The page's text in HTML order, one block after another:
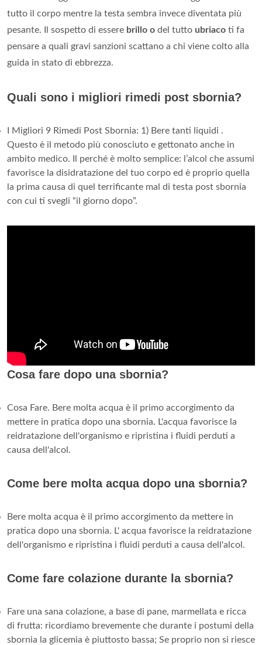
tutto il corpo mentre la testa sembra invece diventata più
pesante. Il sospetto di essere brillo o del tutto ubriaco ti fa
pensare a quali gravi sanzioni scattano a chi viene colto alla
guida in stato di ebbrezza.
Quali sono i migliori rimedi post sbornia?
I Migliori 9 Rimedi Post Sbornia: 1) Bere tanti liquidi .
Questo è il metodo più conosciuto e gettonato anche in
ambito medico. Il perché è molto semplice: l’alcol che assumi
favorisce la disidratazione del tuo corpo ed è proprio quella
la prima causa di quel terrificante mal di testa post sbornia
con cui ti svegli “il giorno dopo”.
Cosa fare dopo una sbornia?
Cosa Fare. Bere molta acqua è il primo accorgimento da
mettere in pratica dopo una sbornia. L'acqua favorisce la
reidratazione dell'organismo e ripristina i fluidi perduti a
causa dell'alcol.
Come bere molta acqua dopo una sbornia?
Bere molta acqua è il primo accorgimento da mettere in
pratica dopo una sbornia. L' acqua favorisce la reidratazione
dell'organismo e ripristina i fluidi perduti a causa dell'alcol.
Come fare colazione durante la sbornia?
Fare una sana colazione, a base di pane, marmellata e ricca
di frutta: ricordiamo brevemente che durante i postumi della
sbornia la glicemia è piuttosto bassa; Se proprio non si riesce